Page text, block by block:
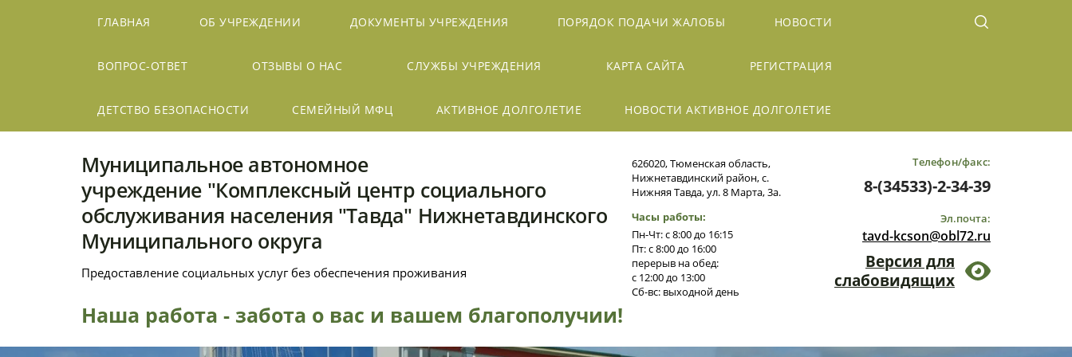
ГЛАВНАЯ ОБ УЧРЕЖДЕНИИ ДОКУМЕНТЫ УЧРЕЖДЕНИЯ ПОРЯДОК ПОДАЧИ ЖАЛОБЫ НОВОСТИ
ВОПРОС-ОТВЕТ ОТЗЫВЫ О НАС СЛУЖБЫ УЧРЕЖДЕНИЯ КАРТА САЙТА РЕГИСТРАЦИЯ
ДЕТСТВО БЕЗОПАСНОСТИ СЕМЕЙНЫЙ МФЦ АКТИВНОЕ ДОЛГОЛЕТИЕ НОВОСТИ АКТИВНОЕ ДОЛГОЛЕТИЕ
Муниципальное автономное
учреждение "Комплексный центр социального
обслуживания населения "Тавда" Нижнетавдинского
Муниципального округа
Предоставление социальных услуг без обеспечения проживания
626020, Тюменская область,
Нижнетавдинский район, с.
Нижняя Тавда, ул. 8 Марта, 3а.
Часы работы:
Пн-Чт: с 8:00 до 16:15
Пт: с 8:00 до 16:00
перерыв на обед:
с 12:00 до 13:00
Сб-вс: выходной день
Телефон/факс:
8-(34533)-2-34-39
Эл.почта:
tavd-kcson@obl72.ru
Версия для
слабовидящих
Наша работа - забота о вас и вашем благополучии!